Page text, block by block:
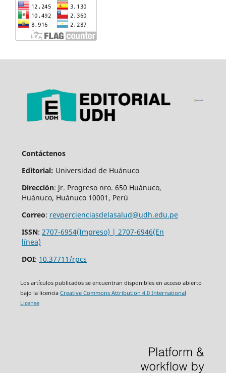
Contáctenos
Editorial: Universidad de Huánuco
Dirección: Jr. Progreso nro. 650 Huánuco,
Huánuco, Huánuco 10001, Perú
Correo: revpercienciasdelasalud@udh.edu.pe
ISSN: 2707-6954(Impreso) | 2707-6946(En
línea)
DOI: 10.37711/rpcs
Los artículos publicados se encuentran disponibles en acceso abierto
bajo la licencia Creative Commons Attribution 4.0 International
License